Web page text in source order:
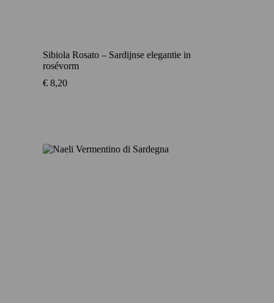
Sibiola Rosato – Sardijnse elegantie in
rosévorm
€ 8,20